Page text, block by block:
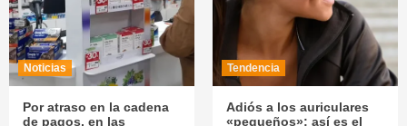
Noticias
Por atraso en la cadena
de pagos, en las
Tendencia
Adiós a los auriculares
«pequeños»: así es el